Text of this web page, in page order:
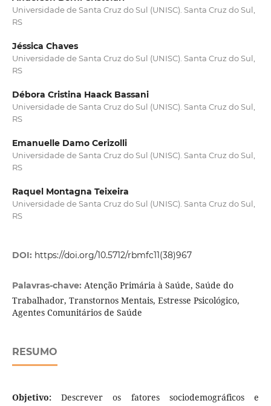
Universidade de Santa Cruz do Sul (UNISC). Santa Cruz do Sul,
RS
Jéssica Chaves
Universidade de Santa Cruz do Sul (UNISC). Santa Cruz do Sul,
RS
Débora Cristina Haack Bassani
Universidade de Santa Cruz do Sul (UNISC). Santa Cruz do Sul,
RS
Emanuelle Damo Cerizolli
Universidade de Santa Cruz do Sul (UNISC). Santa Cruz do Sul,
RS
Raquel Montagna Teixeira
Universidade de Santa Cruz do Sul (UNISC). Santa Cruz do Sul,
RS
DOI: https://doi.org/10.5712/rbmfc11(38)967
Palavras-chave: Atenção Primária à Saúde, Saúde do
Trabalhador, Transtornos Mentais, Estresse Psicológico,
Agentes Comunitários de Saúde
RESUMO
Objetivo:Descrever os fatores sociodemográficos e